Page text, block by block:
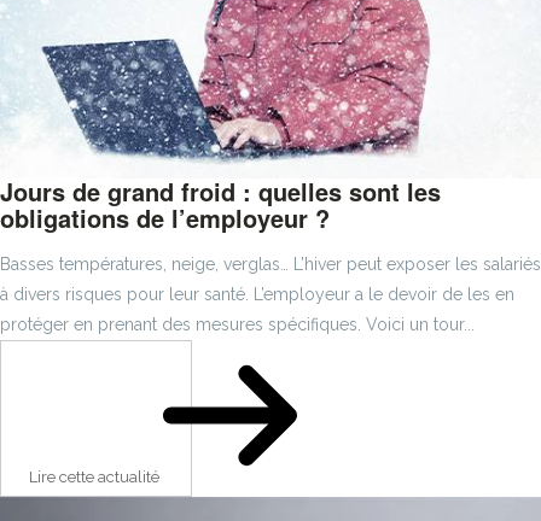
Jours de grand froid : quelles sont les
obligations de l’employeur ?
Basses températures, neige, verglas… L’hiver peut exposer les salariés
à divers risques pour leur santé. L’employeur a le devoir de les en
protéger en prenant des mesures spécifiques. Voici un tour...
Lire cette actualité